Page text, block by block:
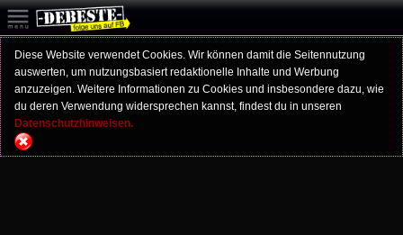
Diese Website verwendet Cookies. Wir können damit die Seitennutzung
auswerten, um nutzungsbasiert redaktionelle Inhalte und Werbung
anzuzeigen. Weitere Informationen zu Cookies und insbesondere dazu, wie
du deren Verwendung widersprechen kannst, findest du in unseren
Datenschutzhinweisen.